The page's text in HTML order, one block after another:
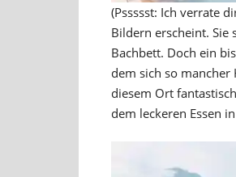
(Pssssst: Ich verrate
Bildern erscheint. Sie
Bachbett. Doch ein
dem sich so
diesem Ort
dem leckeren Essen